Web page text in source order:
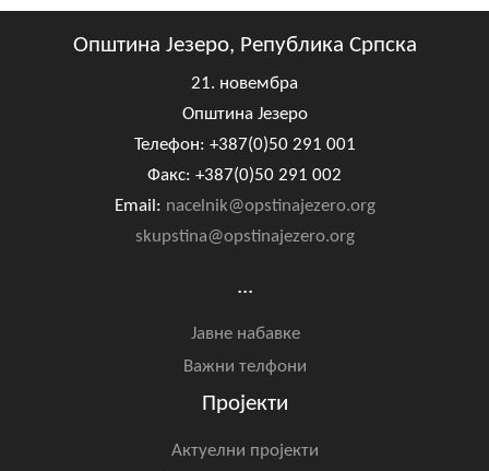
Општина Језеро, Република Српска
21. новембра
Општина Језеро
Телефон: +387(0)50 291 001
Факс: +387(0)50 291 002
Email: nacelnik@opstinajezero.org
skupstina@opstinajezero.org
...
Јавне набавке
Важни телфони
Пројекти
Актуелни пројекти